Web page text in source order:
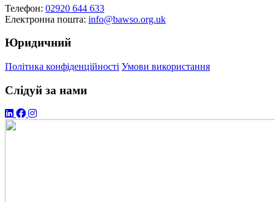
Телефон: 02920 644 633
Електронна пошта: info@bawso.org.uk
Юридичний
Політика конфіденційності Умови використання
Слідуй за нами